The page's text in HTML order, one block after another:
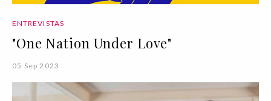
ENTREVISTAS
"One Nation Under Love"
05 Sep 2023